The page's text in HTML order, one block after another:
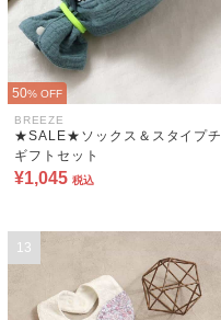
50% OFF
BREEZE
★SALE★ソックス＆スタイプチ
ギフトセット
¥1,045 税込
13